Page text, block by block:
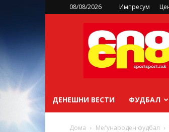
08/08/2026 Импресум
sportsport.mk
ДЕНЕШНИ ВЕСТИ ФУДБАЛ
Дома Меѓународен фудбал